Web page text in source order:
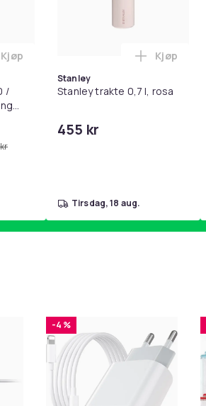
yoga og
QC25, QC15, QC 2 AE 2, AE 2i, AE 2w,
/
Legg Batteri AG10 / LR1130 / LR54 / 189
Kjøp
Stanley
Stanley trakte 0,7 l, rosa
455 kr
Legg
Kjøp
tirsdag, 18 aug.
-4 %